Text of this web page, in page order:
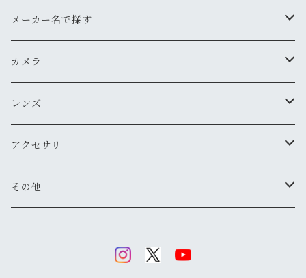
メーカー名で探す
ペンタックス
オリンパス
ニコン
キヤノン
カメラ
用途から探す
気軽にスナップ
マニュアル操作で本格的に
一眼レフ
ペンタックス
レンジファインダー(レンズ交換式)
レンズ
焦点距離から探す
広角
ニコンFマウント
アクセサリ
レンズフード
その他